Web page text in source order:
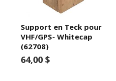
Support en Teck pour
VHF/GPS- Whitecap
(62708)
64,00 $